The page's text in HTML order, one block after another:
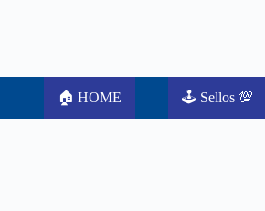
🏠 HOME 🕹️ Sellos 💯